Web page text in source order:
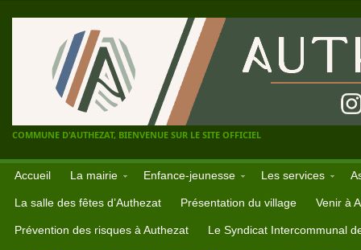
COMMUNE D'AUTHEZAT, BIENVENUE SUR LE SITE OFFICIEL
Accueil La mairie Enfance-jeunesse Les services
La salle des fêtes d’Authezat Présentation du village Venir à
Prévention des risques à Authezat Le Syndicat Intercommunal